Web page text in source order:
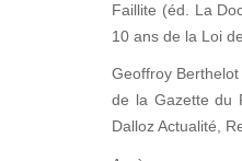
Faillite (éd. La
10 ans de la Loi
Geoffroy
de la Gazette du
Dalloz Actualité,